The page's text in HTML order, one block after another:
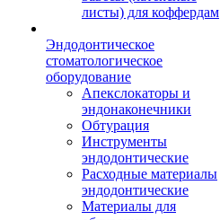
листы) для коффердам
Эндодонтическое
стоматологическое
оборудование
Апекслокаторы и
эндонаконечники
Обтурация
Инструменты
эндодонтические
Расходные материалы
эндодонтические
Материалы для